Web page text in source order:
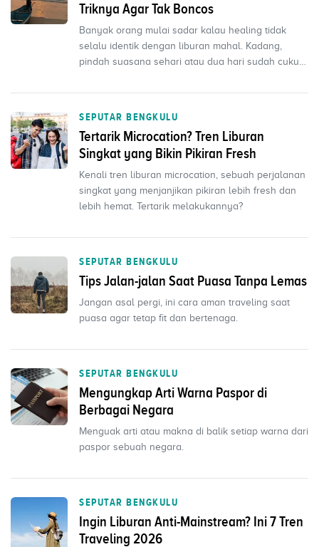
Triknya Agar Tak Boncos
Banyak orang mulai sadar kalau healing tidak
selalu identik dengan liburan mahal. Kadang,
pindah suasana sehari atau dua hari sudah cukup
SEPUTAR BENGKULU
Tertarik Microcation? Tren Liburan
Singkat yang Bikin Pikiran Fresh
Kenali tren liburan microcation, sebuah perjalanan
singkat yang menjanjikan pikiran lebih fresh dan
lebih hemat. Tertarik melakukannya?
SEPUTAR BENGKULU
Tips Jalan-jalan Saat Puasa Tanpa Lemas
Jangan asal pergi, ini cara aman traveling saat
puasa agar tetap fit dan bertenaga.
SEPUTAR BENGKULU
Mengungkap Arti Warna Paspor di
Berbagai Negara
Menguak arti atau makna di balik setiap warna dari
paspor sebuah negara.
SEPUTAR BENGKULU
Ingin Liburan Anti-Mainstream? Ini 7 Tren
Traveling 2026